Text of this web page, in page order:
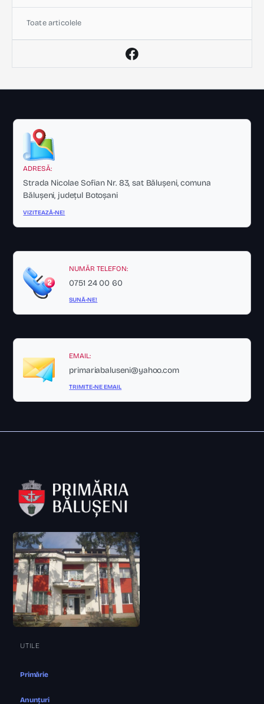
Toate articolele
ADRESĂ:
Strada Nicolae Sofian Nr. 83, sat Bălușeni, comuna
Bălușeni, județul Botoșani
VIZITEAZĂ-NE!
NUMĂR TELEFON:
0751 24 00 60
SUNĂ-NE!
EMAIL:
primariabaluseni@yahoo.com
TRIMITE-NE EMAIL
UTILE
Primărie
Anunțuri